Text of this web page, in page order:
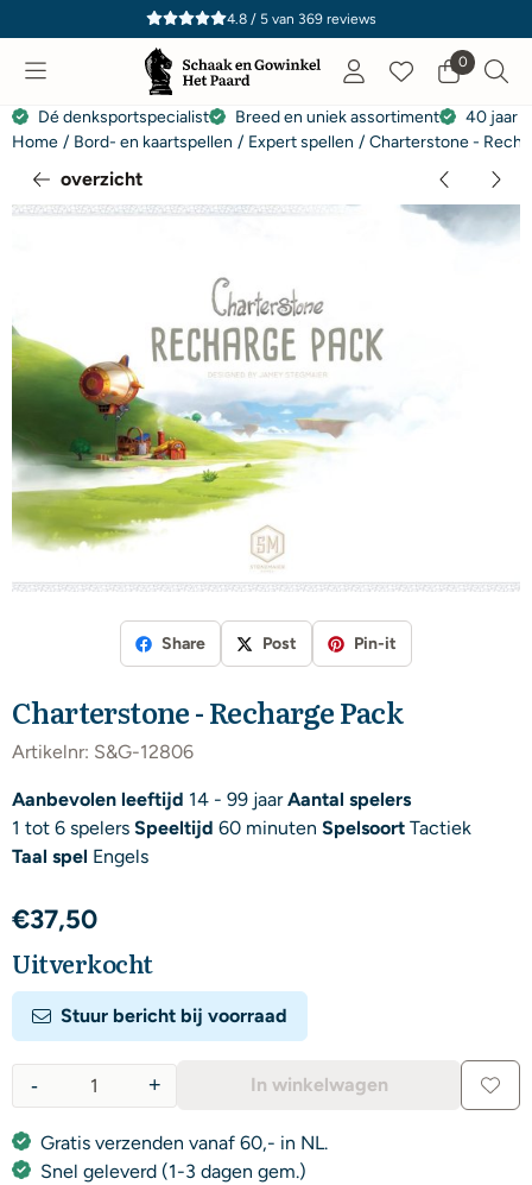
Cookievoorkeuren zijn momenteel gesloten.
4.8 / 5van 369reviews
0
Dé denksportspecialist Breed en uniek assortiment
40 jaar
Home / Bord- en kaartspellen / Expert spellen / Charterstone -
overzicht
Share Post Pin-it
Charterstone - Recharge Pack
Artikelnr: S&G-12806
Aanbevolen leeftijd 14 - 99 jaar Aantal spelers
1 tot 6 spelers Speeltijd 60 minuten Spelsoort Tactiek
Taal spel Engels
€37,50
Uitverkocht
Stuur bericht bij voorraad
+
- In winkelwagen
Gratis verzenden vanaf 60,- in NL.
Snel geleverd (1-3 dagen gem.)